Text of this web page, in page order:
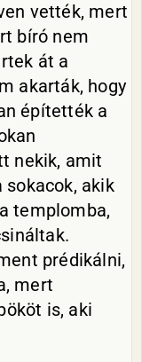
vették, mert
bíró nem
át a
akarták, hogy
építették a
nekik, amit
sokacok, akik
templomba,
prédikálni,
mert
is, aki